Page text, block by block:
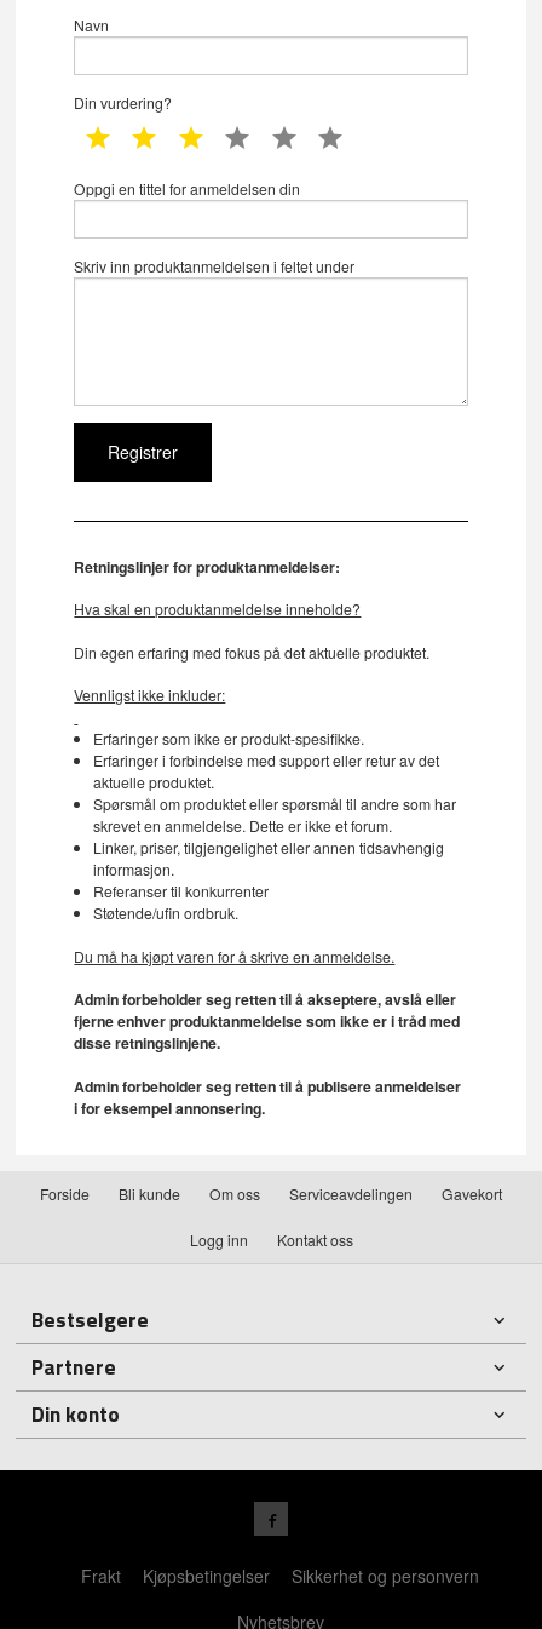
Navn
Din vurdering?
1 star 2 star 3 star 4 star 5 star
Oppgi en tittel for anmeldelsen din
Skriv inn produktanmeldelsen i feltet under
Retningslinjer for produktanmeldelser:
Hva skal en produktanmeldelse inneholde?
Din egen erfaring med fokus på det aktuelle produktet.
Vennligst ikke inkluder:
Erfaringer som ikke er produkt-spesifikke.
Erfaringer i forbindelse med support eller retur av det
aktuelle produktet.
Spørsmål om produktet eller spørsmål til andre som har
skrevet en anmeldelse. Dette er ikke et forum.
Linker, priser, tilgjengelighet eller annen tidsavhengig
informasjon.
Referanser til konkurrenter
Støtende/ufin ordbruk.
Du må ha kjøpt varen for å skrive en anmeldelse.
Admin forbeholder seg retten til å akseptere, avslå eller
fjerne enhver produktanmeldelse som ikke er i tråd med
disse retningslinjene.
Admin forbeholder seg retten til å publisere anmeldelser
i for eksempel annonsering.
Forside Bli kunde Om oss Serviceavdelingen Gavekort
Logg inn Kontakt oss
Bestselgere
Partnere
Din konto
Frakt Kjøpsbetingelser
Sikkerhet og personvern
Nyhetsbrev